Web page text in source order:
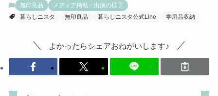
無印良品
メディア掲載・出演の様子
暮らしニスタ
無印良品 暮らしニスタ公式Line 学用品収納
よかったらシェアおねがいします♪